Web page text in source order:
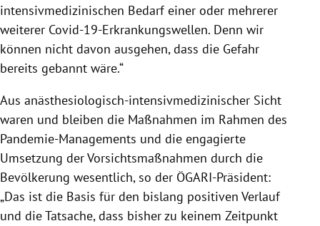
intensivmedizinischen Bedarf einer oder mehrerer
weiterer Covid-19-Erkrankungswellen. Denn wir
können nicht davon ausgehen, dass die Gefahr
bereits gebannt wäre.“
Aus anästhesiologisch-intensivmedizinischer Sicht
waren und bleiben die Maßnahmen im Rahmen des
Pandemie-Managements und die engagierte
Umsetzung der Vorsichtsmaßnahmen durch die
Bevölkerung wesentlich, so der ÖGARI-Präsident:
„Das ist die Basis für den bislang positiven Verlauf
und die Tatsache, dass bisher zu keinem Zeitpunkt